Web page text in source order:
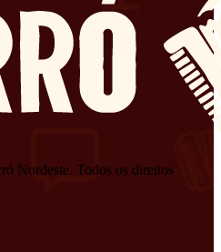
Nordeste. Todos os direitos